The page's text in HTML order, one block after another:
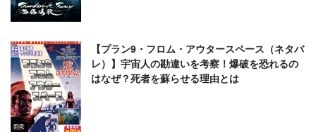
【プラン9・フロム・アウタースペース（ネタバ
レ）】宇宙人の勘違いを考察！爆破を恐れるの
はなぜ？死者を蘇らせる理由とは